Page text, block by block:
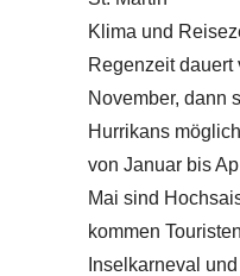
Klima und
Regenzeit dauert
November, dann
Hurrikans
von Januar bis
Mai sind
kommen
Inselkarneval